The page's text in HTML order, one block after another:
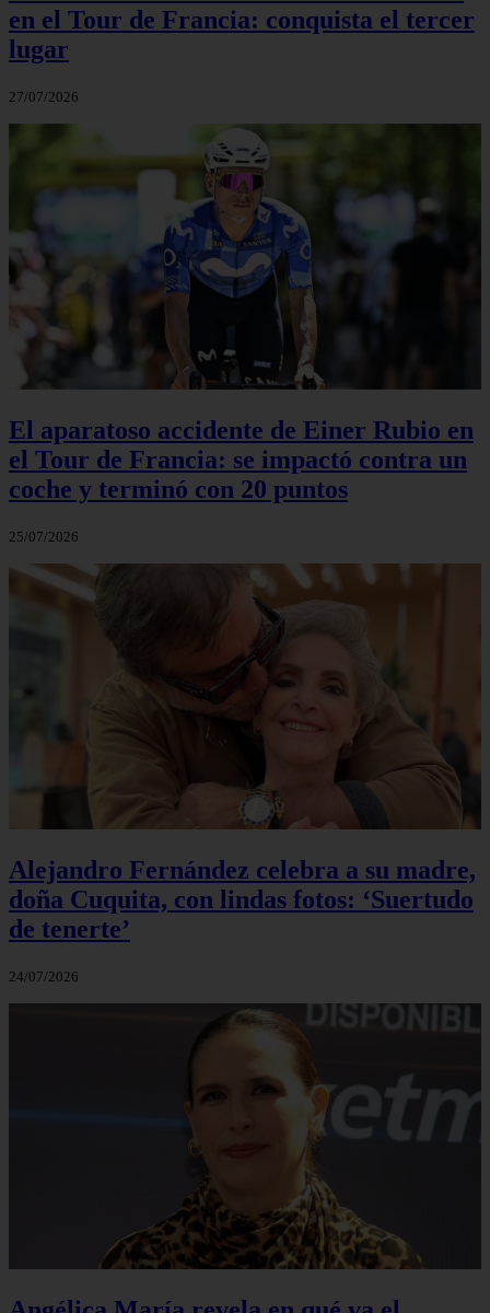
en el Tour de Francia: conquista el tercer
lugar
27/07/2026
El aparatoso accidente de Einer Rubio en
el Tour de Francia: se impactó contra un
coche y terminó con 20 puntos
25/07/2026
Alejandro Fernández celebra a su madre,
doña Cuquita, con lindas fotos: ‘Suertudo
de tenerte’
24/07/2026